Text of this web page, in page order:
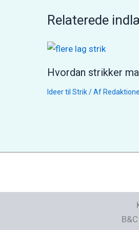
Relaterede
Hvordan strikker
Ideer til Strik/ Af